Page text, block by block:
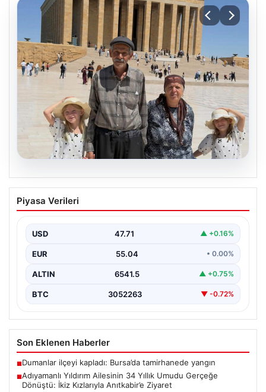
Adıyamanlı Yıldırım Ailesinin 34 Yıllık
Umudu Gerçeğe Dönüştü: İkiz Kızlarıyla
Adıyaman’da yaşayan Abuzer (71) ve Zeynep Yıldırım
Piyasa Verileri
USD 47.71 ▲ +0.16%
EUR 55.04 • 0.00%
ALTIN 6541.5 ▲ +0.75%
BTC 3052263 ▼ -0.72%
Son Eklenen Haberler
■Dumanlar ilçeyi kapladı: Bursa’da tamirhanede yangın
■Adıyamanlı Yıldırım Ailesinin 34 Yıllık Umudu Gerçeğe
Dönüştü: İkiz Kızlarıyla Anıtkabir’e Ziyaret